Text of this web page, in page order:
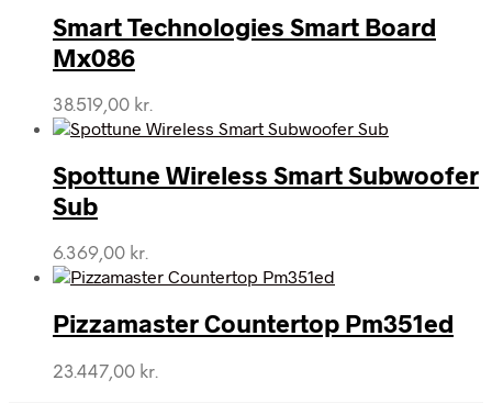
Smart Technologies Smart Board
Mx086
38.519,00 kr.
Spottune Wireless Smart Subwoofer
Sub
6.369,00 kr.
Pizzamaster Countertop Pm351ed
23.447,00 kr.